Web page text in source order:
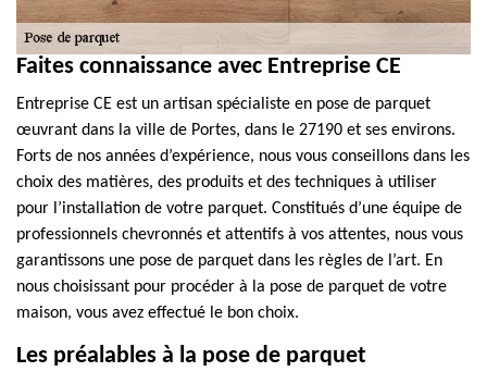
Faites connaissance avec Entreprise CE
Entreprise CE est un artisan spécialiste en pose de parquet
œuvrant dans la ville de Portes, dans le 27190 et ses environs.
Forts de nos années d’expérience, nous vous conseillons dans les
choix des matières, des produits et des techniques à utiliser
pour l’installation de votre parquet. Constitués d’une équipe de
professionnels chevronnés et attentifs à vos attentes, nous vous
garantissons une pose de parquet dans les règles de l’art. En
nous choisissant pour procéder à la pose de parquet de votre
maison, vous avez effectué le bon choix.
Les préalables à la pose de parquet